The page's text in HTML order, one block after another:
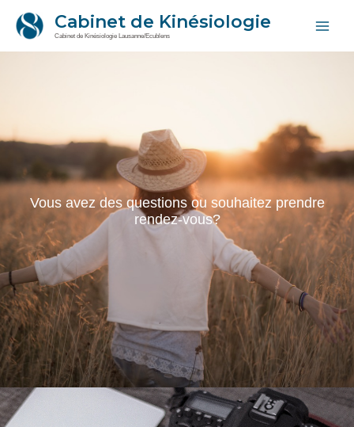
Cabinet de Kinésiologie
Cabinet de Kinésiologie Lausanne/Ecublens
Vous avez des questions ou souhaitez prendre
rendez-vous?